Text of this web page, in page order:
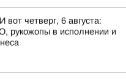
четверг, 6 августа:
рукожопы в исполнении и